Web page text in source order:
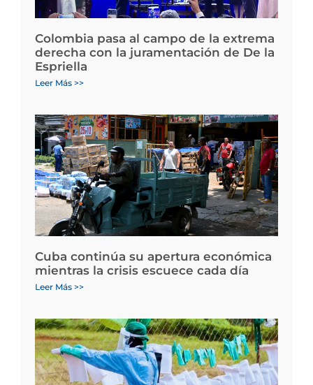
Colombia pasa al campo de la extrema
derecha con la juramentación de De la
Espriella
Leer Más >>
Cuba continúa su apertura económica
mientras la crisis escuece cada día
Leer Más >>